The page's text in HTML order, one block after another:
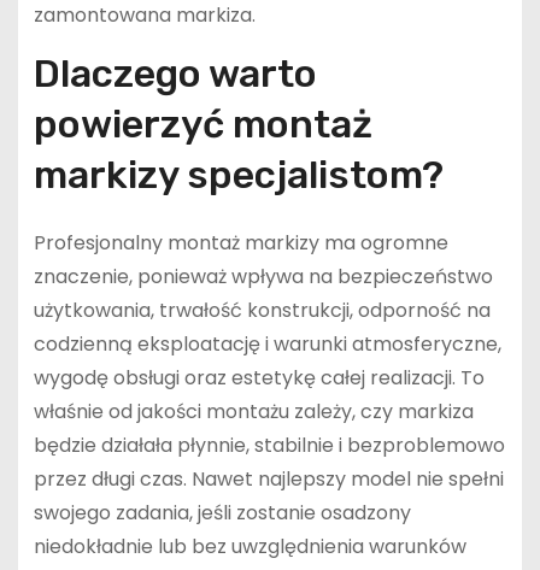
zamontowana markiza.
Dlaczego warto
powierzyć montaż
markizy specjalistom?
Profesjonalny montaż markizy ma ogromne
znaczenie, ponieważ wpływa na bezpieczeństwo
użytkowania, trwałość konstrukcji, odporność na
codzienną eksploatację i warunki atmosferyczne,
wygodę obsługi oraz estetykę całej realizacji. To
właśnie od jakości montażu zależy, czy markiza
będzie działała płynnie, stabilnie i bezproblemowo
przez długi czas. Nawet najlepszy model nie spełni
swojego zadania, jeśli zostanie osadzony
niedokładnie lub bez uwzględnienia warunków